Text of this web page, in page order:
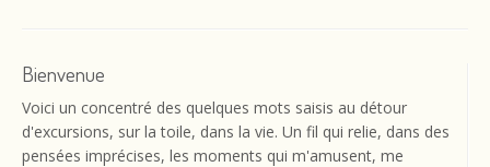
Bienvenue
Voici un concentré des quelques mots saisis au détour
d'excursions, sur la toile, dans la vie. Un fil qui relie, dans des
pensées imprécises, les moments qui m'amusent, me